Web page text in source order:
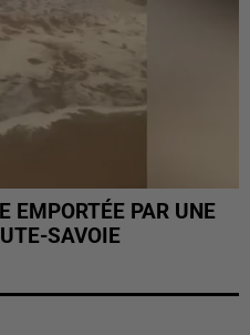
EMPORTÉE PAR UNE
SAVOIE